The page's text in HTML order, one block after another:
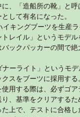
、「造船所の靴」と呼
して有名になった。
イキングブーツを生産
レイル」というモデル
バックパッカーの間で絶
ナーライト」というモ
スをブーツに採用する
使用する際は、必ずゴア
、基準をクリアするた
た上で、テストに合格